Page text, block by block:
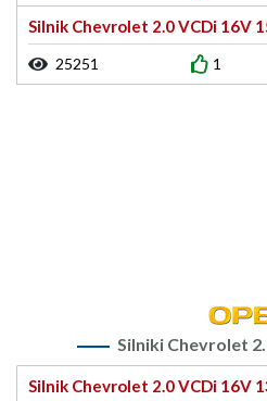
Silnik Chevrolet 2.0 VCDi 16V
25251 1
Silniki Chevrolet
Silnik Chevrolet 2.0 VCDi 16V